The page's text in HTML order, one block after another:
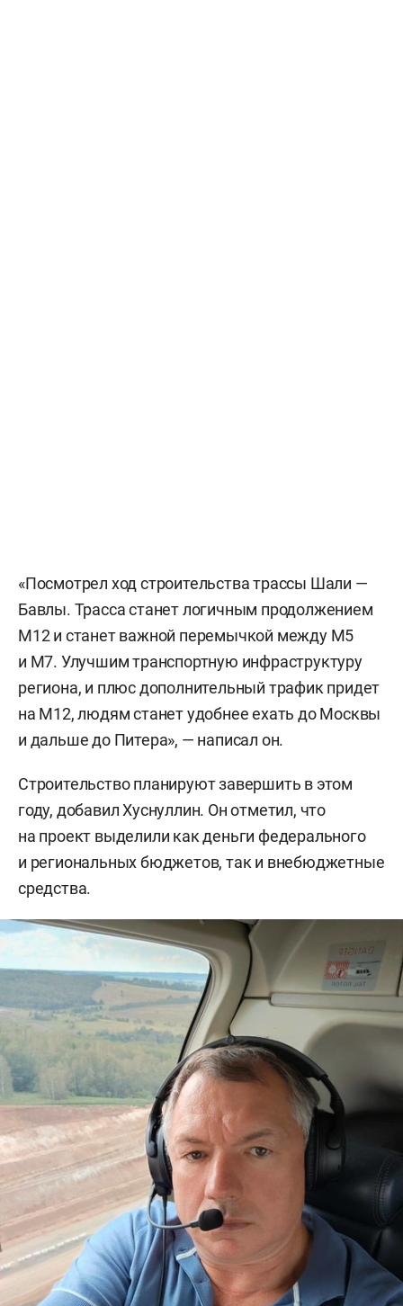
«Посмотрел ход строительства трассы Шали —
Бавлы. Трасса станет логичным продолжением
М12 и станет важной перемычкой между М5
и М7. Улучшим транспортную инфраструктуру
региона, и плюс дополнительный трафик придет
на М12, людям станет удобнее ехать до Москвы
и дальше до Питера», — написал он.
Строительство планируют завершить в этом
году, добавил Хуснуллин. Он отметил, что
на проект выделили как деньги федерального
и региональных бюджетов, так и внебюджетные
средства.